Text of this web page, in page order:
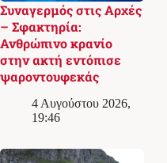
Συναγερμός στις Αρχές
– Σφακτηρία:
Ανθρώπινο κρανίο
στην ακτή εντόπισε
ψαροντουφεκάς
4 Αυγούστου 2026,
19:46